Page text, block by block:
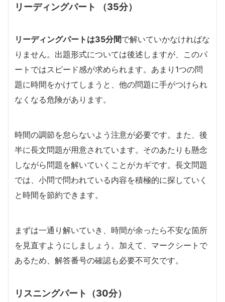
リーディングパート （35分）
リーディングパートは35分間で解いていかなければな
りません。出題形式については後述しますが、このパ
ートではスピード感が求められます。あまり1つの問
題に時間をかけてしまうと、他の問題に手がつけられ
なくなる危険があります。
時間の調節を怠らないよう注意が必要です。また、後
半に長文問題が用意されています。そのあたりも懸念
しながら問題を解いていくことがカギです。長文問題
では、小問で問われている内容を積極的に探していく
と時間を節約できます。
まずは一通り解いていき、時間が余ったら不安な箇所
を見直すようにしましょう。加えて、マークシートで
あるため、解答番号の確認も必要不可欠です。
リスニングパート（30分）